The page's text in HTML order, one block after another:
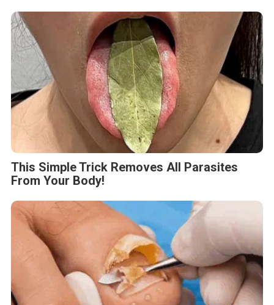
This Simple Trick Removes All Parasites
From Your Body!